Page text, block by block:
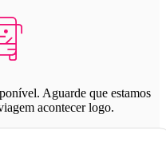
Aguarde que estamos
acontecer logo.